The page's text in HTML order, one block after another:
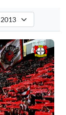
Verein.
Choreografien nach